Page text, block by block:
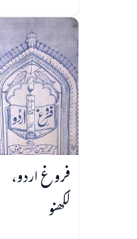
فروغ اردو،
لکھنو